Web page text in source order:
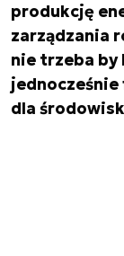
produkcję
zarządzania
nie trzeba by
dla